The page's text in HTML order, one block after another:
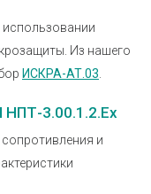
Из нашего
ИСКРА-АТ.03
3.00.1.2.Ех
и